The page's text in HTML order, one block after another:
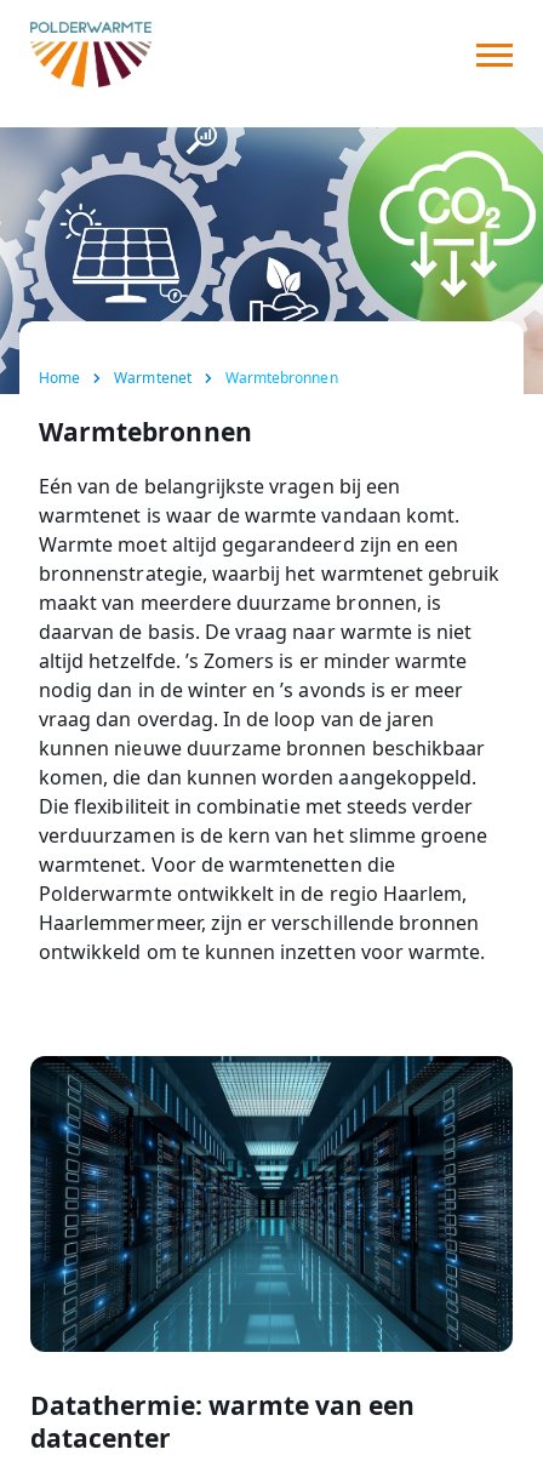
Over ons
Warmtenet
Aansluiten
Nieuws
Home Warmtenet Warmtebronnen
Warmtebronnen
Eén van de belangrijkste vragen bij een
warmtenet is waar de warmte vandaan komt.
Warmte moet altijd gegarandeerd zijn en een
bronnenstrategie, waarbij het warmtenet gebruik
maakt van meerdere duurzame bronnen, is
daarvan de basis. De vraag naar warmte is niet
altijd hetzelfde. ’s Zomers is er minder warmte
nodig dan in de winter en ’s avonds is er meer
vraag dan overdag. In de loop van de jaren
kunnen nieuwe duurzame bronnen beschikbaar
komen, die dan kunnen worden aangekoppeld.
Die flexibiliteit in combinatie met steeds verder
verduurzamen is de kern van het slimme groene
warmtenet. Voor de warmtenetten die
Polderwarmte ontwikkelt in de regio Haarlem,
Haarlemmermeer, zijn er verschillende bronnen
ontwikkeld om te kunnen inzetten voor warmte.
Datathermie: warmte van een
datacenter